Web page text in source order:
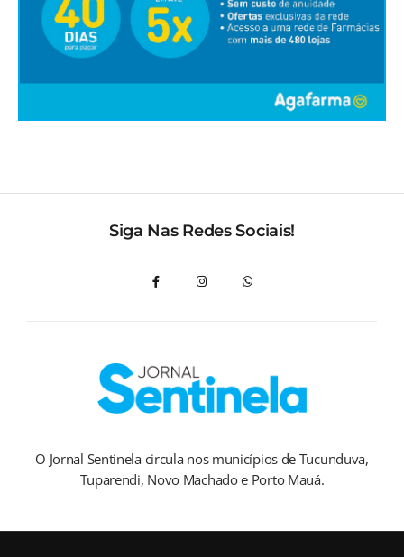
Siga Nas Redes Sociais!
O Jornal Sentinela circula nos municípios de Tucunduva,
Tuparendi, Novo Machado e Porto Mauá.